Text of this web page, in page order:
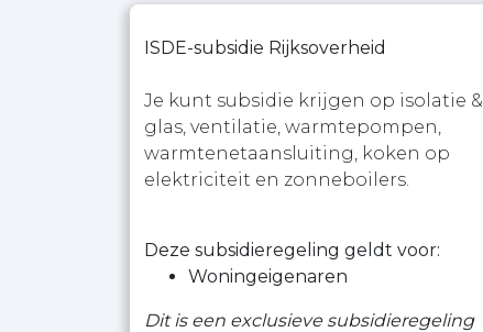
ISDE-subsidie Rijksoverheid
Je kunt subsidie krijgen op isolatie &
glas, ventilatie, warmtepompen,
warmtenetaansluiting, koken op
elektriciteit en zonneboilers.
Deze subsidieregeling geldt voor:
Woningeigenaren
Dit is een exclusieve subsidieregeling